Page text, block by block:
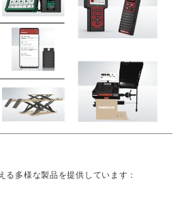
る多様な製品を提供しています：